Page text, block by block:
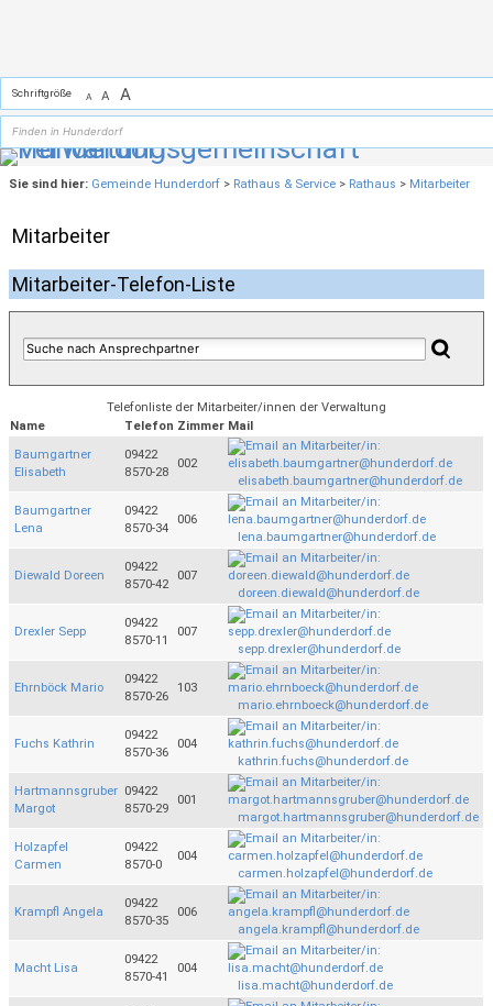
Schriftgröße A A A
Sie sind hier: Gemeinde Hunderdorf > Rathaus & Service > Rathaus > Mitarbeiter
Mitarbeiter
Mitarbeiter-Telefon-Liste
Telefonliste der Mitarbeiter/innen der Verwaltung
Name
Telefon Zimmer Mail
Baumgartner
Elisabeth
09422
8570-28
002
elisabeth.baumgartner@hunderdorf.de
Baumgartner
Lena
09422
8570-34
006
lena.baumgartner@hunderdorf.de
Diewald Doreen
09422
8570-42
007
doreen.diewald@hunderdorf.de
Drexler Sepp
09422
8570-11
007
sepp.drexler@hunderdorf.de
Ehrnböck Mario
09422
8570-26
103
mario.ehrnboeck@hunderdorf.de
Fuchs Kathrin
09422
8570-36
004
kathrin.fuchs@hunderdorf.de
Hartmannsgruber
Margot
09422
8570-29
001
margot.hartmannsgruber@hunderdorf.de
Holzapfel
Carmen
09422
8570-0
004
carmen.holzapfel@hunderdorf.de
Krampfl Angela
09422
8570-35
006
angela.krampfl@hunderdorf.de
Macht Lisa
09422
8570-41
004
lisa.macht@hunderdorf.de